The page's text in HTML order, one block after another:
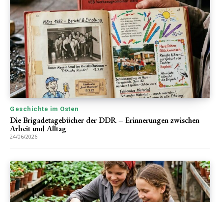
Geschichte im Osten
Die Brigadetagebücher der DDR – Erinnerungen zwischen
Arbeit und Alltag
24/06/2026